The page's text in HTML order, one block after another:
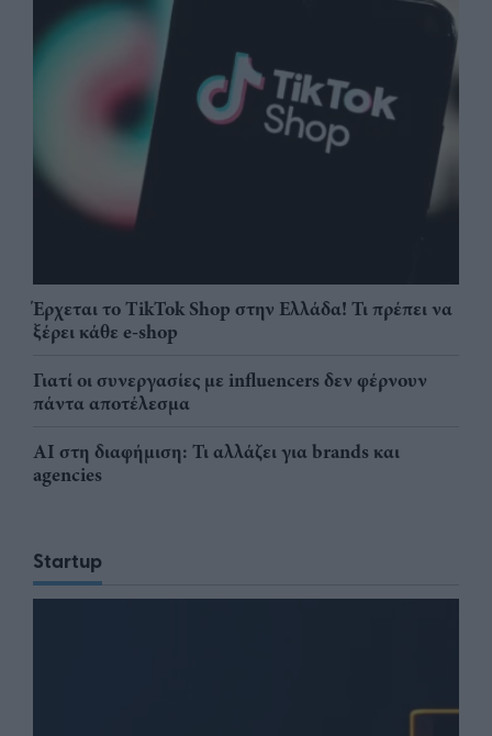
Έρχεται το TikTok Shop στην Ελλάδα! Τι πρέπει να
ξέρει κάθε e-shop
Γιατί οι συνεργασίες με influencers δεν φέρνουν
πάντα αποτέλεσμα
AI στη διαφήμιση: Τι αλλάζει για brands και
agencies
Startup